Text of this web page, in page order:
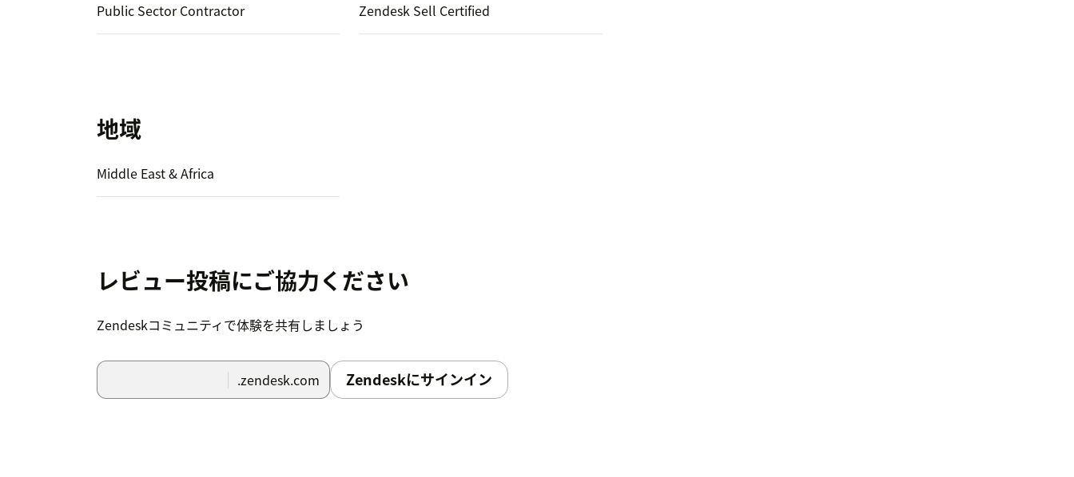
Public Sector Contractor Zendesk Sell Certified
地域
Middle East & Africa
レビュー投稿にご協力ください
Zendeskコミュニティで体験を共有しましょう
.zendesk.com Zendeskにサインイン